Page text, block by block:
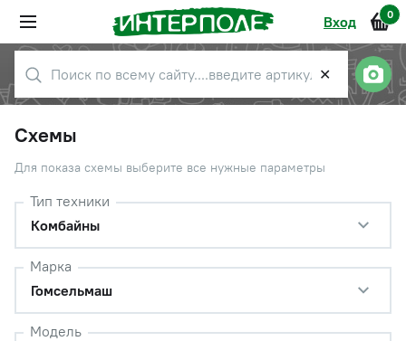
Вход 0
✕
Схемы
Для показа схемы выберите все нужные параметры
Тип техники
Комбайны
Марка
Гомсельмаш
Модель